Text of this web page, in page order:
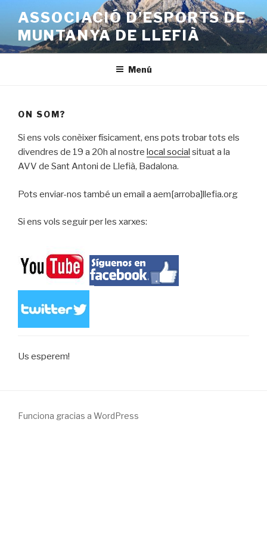
contenido
ASSOCIACIÓ D'ESPORTS DE
MUNTANYA DE LLEFIÀ
Menú
ON SOM?
Si ens vols conèixer físicament, ens pots trobar tots els
divendres de 19 a 20h al nostre local social situat a la
AVV de Sant Antoni de Llefià, Badalona.
Pots enviar-nos també un email a aem[arroba]llefia.org
Si ens vols seguir per les xarxes:
Us esperem!
Funciona gracias a WordPress